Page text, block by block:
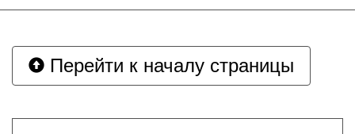
Перейти к началу страницы